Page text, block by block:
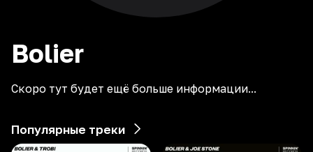
Bolier
Скоро тут будет ещё больше информации...
Популярные треки